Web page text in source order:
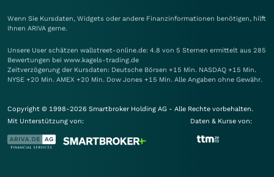
Wenn Sie Kursdaten, Widgets oder andere Finanzinformationen benötigen, hilft
Ihnen ARIVA gerne.
Unsere User schätzen wallstreet-online.de: 4.8 von 5 Sternen ermittelt aus 285
Bewertungen bei www.kagels-trading.de
Zeitverzögerung der Kursdaten: Deutsche Börsen +15 Min. NASDAQ +15 Min.
NYSE +20 Min. AMEX +20 Min. Dow Jones +15 Min. Alle Angaben ohne Gewähr.
Copyright © 1998-2026 Smartbroker Holding AG - Alle Rechte vorbehalten.
Mit Unterstützung von:
Daten & Kurse von: